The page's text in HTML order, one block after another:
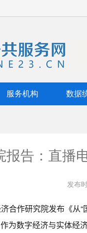
服务机构 数据
报告：直播
发布
作研究院发布《从“
作为数字经济与实体